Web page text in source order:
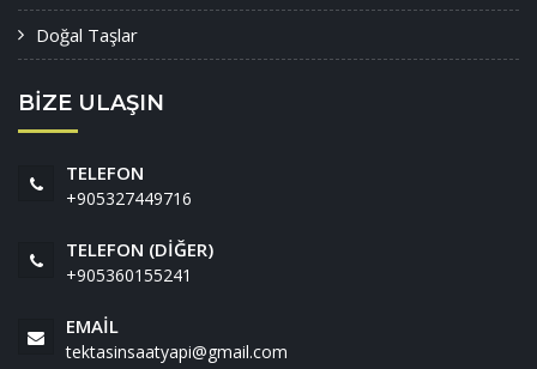
Doğal Taşlar
BİZE ULAŞIN
TELEFON
+905327449716
TELEFON (DIĞER)
+905360155241
EMAIL
tektasinsaatyapi@gmail.com